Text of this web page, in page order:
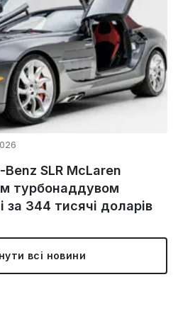
SLR McLaren
турбонаддувом
за 344 тисячі доларів
всі новини